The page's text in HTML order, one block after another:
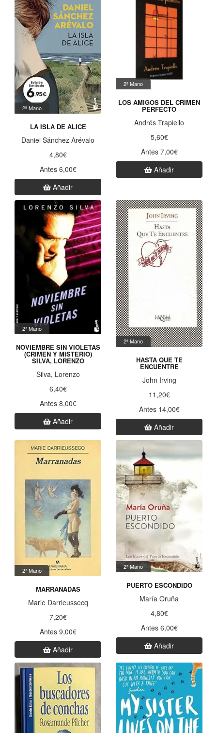
2ª Mano
LA ISLA DE ALICE
Daniel Sánchez Arévalo
4,80€
Antes 6,00€
Añadir
2ª Mano
LOS AMIGOS DEL CRIMEN
PERFECTO
Andrés Trapiello
5,60€
Antes 7,00€
Añadir
2ª Mano
NOVIEMBRE SIN VIOLETAS
(CRIMEN Y MISTERIO)
SILVA, LORENZO
Silva, Lorenzo
6,40€
Antes 8,00€
Añadir
2ª Mano
HASTA QUE TE
ENCUENTRE
John Irving
11,20€
Antes 14,00€
Añadir
2ª Mano
MARRANADAS
Marie Darrieussecq
7,20€
Antes 9,00€
Añadir
2ª Mano
PUERTO ESCONDIDO
María Oruña
4,80€
Antes 6,00€
Añadir